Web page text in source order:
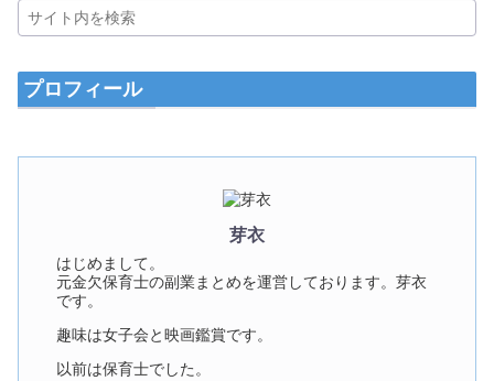
プロフィール
芽衣
はじめまして。
元金欠保育士の副業まとめを運営しております。芽衣
です。
趣味は女子会と映画鑑賞です。
以前は保育士でした。